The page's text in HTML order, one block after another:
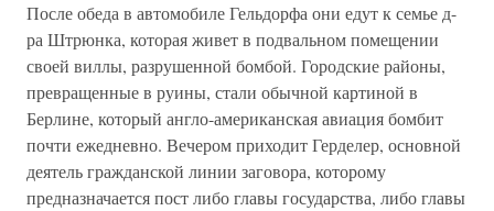
После обеда в автомобиле Гельдорфа они едут к семье д-
ра Штрюнка, которая живет в подвальном помещении
своей виллы, разрушенной бомбой. Городские районы,
превращенные в руины, стали обычной картиной в
Берлине, который англо-американская авиация бомбит
почти ежедневно. Вечером приходит Герделер, основной
деятель гражданской линии заговора, которому
предназначается пост либо главы государства, либо главы